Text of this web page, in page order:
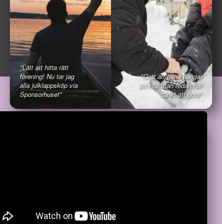
"Lätt att hitta rätt
förening! Nu tar jag
alla julklappsköp via
Sponsorhuset"
"Gott att tjäna pengar
på köp man redan har
tänkt att göra"